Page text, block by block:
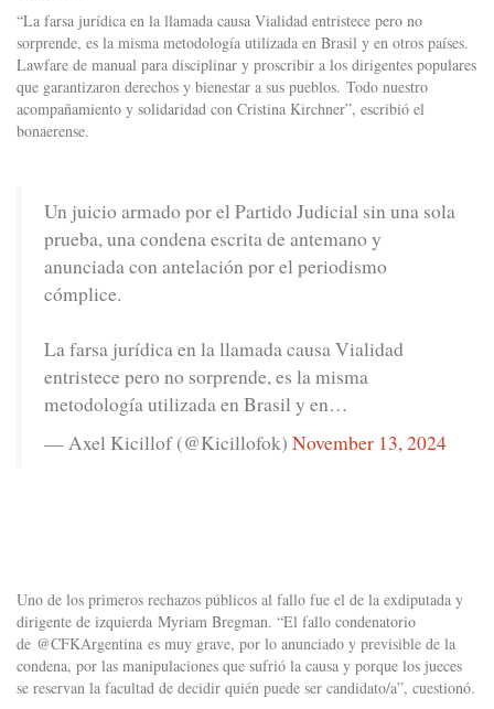
“La farsa jurídica en la llamada causa Vialidad entristece pero no
sorprende, es la misma metodología utilizada en Brasil y en otros países.
Lawfare de manual para disciplinar y proscribir a los dirigentes populares
que garantizaron derechos y bienestar a sus pueblos. Todo nuestro
acompañamiento y solidaridad con Cristina Kirchner”, escribió el
bonaerense.
Un juicio armado por el Partido Judicial sin una sola
prueba, una condena escrita de antemano y
anunciada con antelación por el periodismo
cómplice.
La farsa jurídica en la llamada causa Vialidad
entristece pero no sorprende, es la misma
metodología utilizada en Brasil y en…
— Axel Kicillof (@Kicillofok) November 13, 2024
Uno de los primeros rechazos públicos al fallo fue el de la exdiputada y
dirigente de izquierda Myriam Bregman. “El fallo condenatorio
de @CFKArgentina es muy grave, por lo anunciado y previsible de la
condena, por las manipulaciones que sufrió la causa y porque los jueces
se reservan la facultad de decidir quién puede ser candidato/a”, cuestionó.